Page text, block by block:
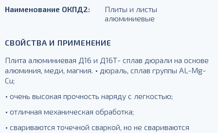
Наименование ОКПД2:
Плиты и листы
алюминиевые
СВОЙСТВА И ПРИМЕНЕНИЕ
Плита алюминиевая Д16 и Д16Т- сплав дюрали на основе
алюминия, меди, магния. • дюраль, сплав группы AL-Mg-
Cu;
• очень высокая прочность наряду с легкостью;
• отличная механическая обработка;
• свариваются точечной сваркой, но не свариваются